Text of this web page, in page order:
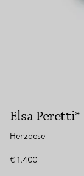
Elsa Peretti®
Herzdose
€ 1.400